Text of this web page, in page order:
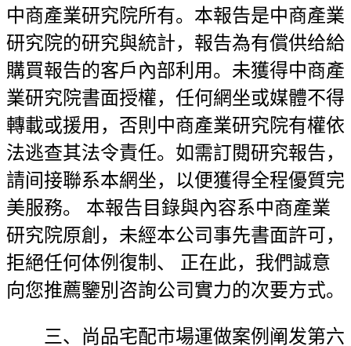
中商產業研究院所有。本報告是中商產業
研究院的研究與統計，報告為有償供给給
購買報告的客戶內部利用。未獲得中商產
業研究院書面授權，任何網坐或媒體不得
轉載或援用，否則中商產業研究院有權依
法逃查其法令責任。如需訂閱研究報告，
請间接聯系本網坐，以便獲得全程優質完
美服務。 本報告目錄與內容系中商產業
研究院原創，未經本公司事先書面許可，
拒絕任何体例復制、 正在此，我們誠意
向您推薦鑒別咨詢公司實力的次要方式。
三、尚品宅配市場運做案例阐发第六